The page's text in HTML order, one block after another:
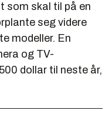
som skal til på en
seg videre
modeller. En
og TV-
dollar til neste år,